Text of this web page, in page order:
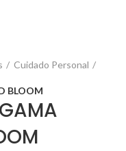
Cuidado Personal
BLOOM